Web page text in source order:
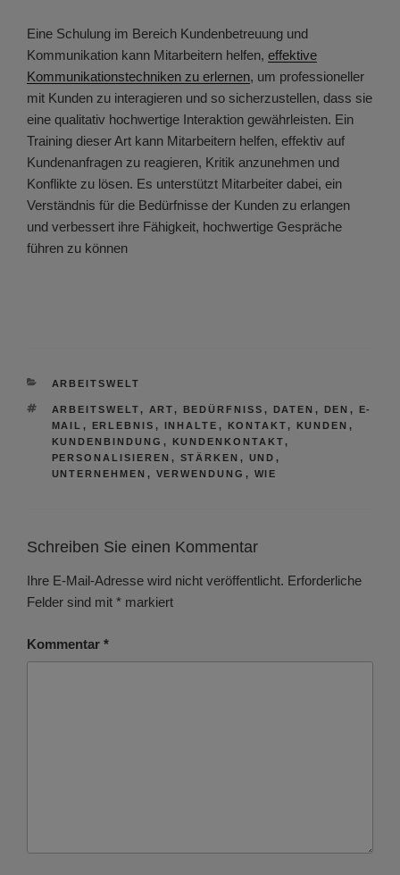
Eine Schulung im Bereich Kundenbetreuung und
Kommunikation kann Mitarbeitern helfen, effektive
Kommunikationstechniken zu erlernen, um professioneller
mit Kunden zu interagieren und so sicherzustellen, dass sie
eine qualitativ hochwertige Interaktion gewährleisten. Ein
Training dieser Art kann Mitarbeitern helfen, effektiv auf
Kundenanfragen zu reagieren, Kritik anzunehmen und
Konflikte zu lösen. Es unterstützt Mitarbeiter dabei, ein
Verständnis für die Bedürfnisse der Kunden zu erlangen
und verbessert ihre Fähigkeit, hochwertige Gespräche
führen zu können
KATEGORIEN
ARBEITSWELT
SCHLAGWÖRTER
ARBEITSWELT , ART , BEDÜRFNISS , DATEN , DEN , E-
MAIL
, ERLEBNIS , INHALTE , KONTAKT , KUNDEN ,
KUNDENBINDUNG , KUNDENKONTAKT ,
PERSONALISIEREN , STÄRKEN , UND ,
UNTERNEHMEN , VERWENDUNG , WIE
Schreiben Sie einen Kommentar
Ihre E-Mail-Adresse wird nicht veröffentlicht. Erforderliche
Felder sind mit * markiert
Kommentar *